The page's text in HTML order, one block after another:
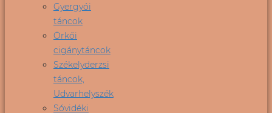
Gyergyói
táncok
Örkői
cigánytáncok
Székelyderzsi
táncok,
Udvarhelyszék
Sóvidéki